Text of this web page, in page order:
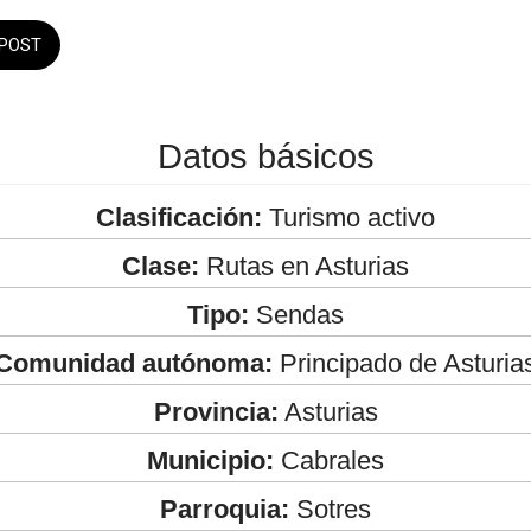
Datos básicos
Clasificación: Turismo activo
Clase: Rutas en Asturias
Tipo: Sendas
autónoma: Principado de
Provincia: Asturias
Municipio: Cabrales
Parroquia: Sotres